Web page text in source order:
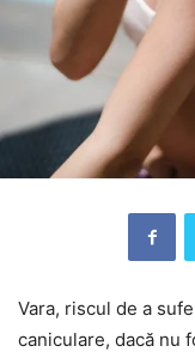
Vara, riscul de a
caniculare, dacă nu